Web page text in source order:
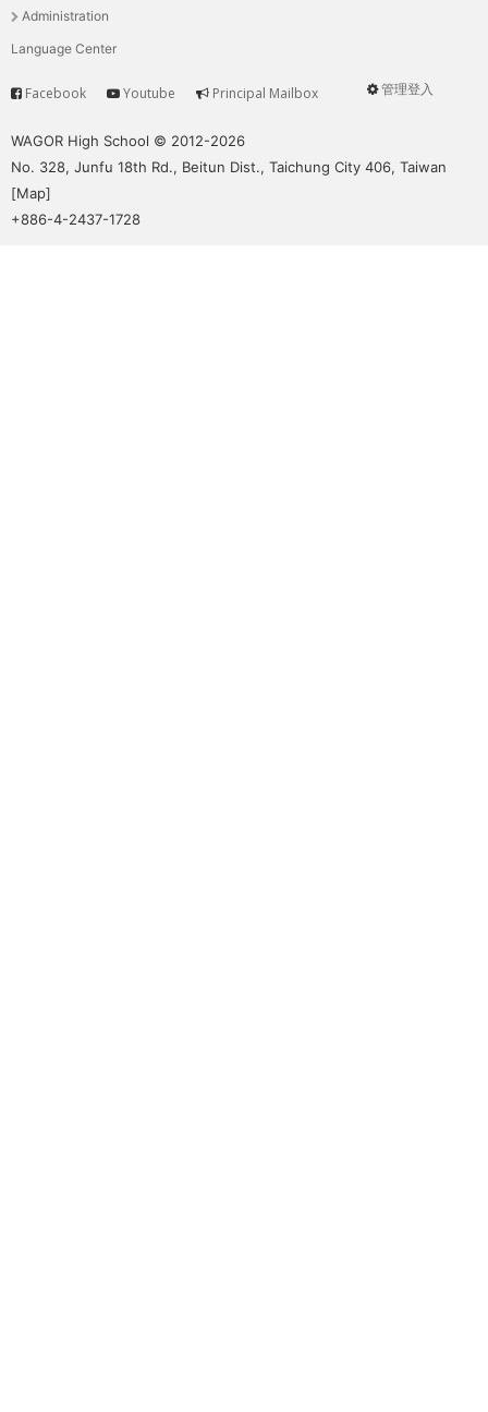
單Administration
Language Center
User
管理登入
Service
Facebook Youtube Principal Mailbox
WAGOR High School © 2012-2026
No. 328, Junfu 18th Rd., Beitun Dist., Taichung City 406, Taiwan
[Map]
+886-4-2437-1728